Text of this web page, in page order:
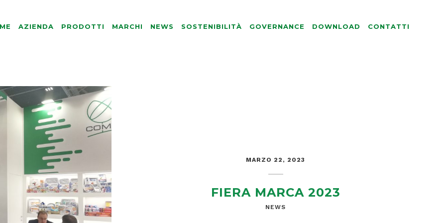
AZIENDA PRODOTTI MARCHI NEWS SOSTENIBILITÀ GOVERNANCE DOWNLOAD CONTATTI
MARZO 22, 2023
FIERA MARCA 2023
NEWS